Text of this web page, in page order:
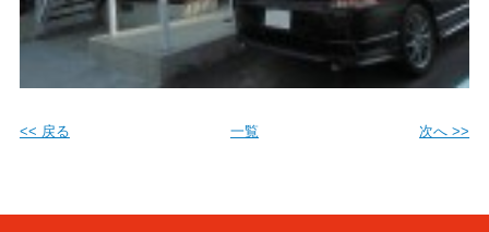
<< 戻る 一覧 次へ >>